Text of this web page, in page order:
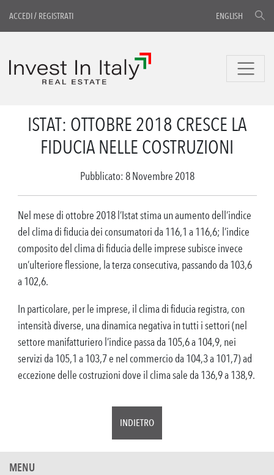
ACCEDI/ REGISTRATI ENGLISH
ISTAT: OTTOBRE 2018 CRESCE LA
FIDUCIA NELLE COSTRUZIONI
Pubblicato: 8 Novembre 2018
Nel mese di ottobre 2018 l’Istat stima un aumento dell’indice
del clima di fiducia dei consumatori da 116,1 a 116,6; l’indice
composito del clima di fiducia delle imprese subisce invece
un’ulteriore flessione, la terza consecutiva, passando da 103,6
a 102,6.
In particolare, per le imprese, il clima di fiducia registra, con
intensità diverse, una dinamica negativa in tutti i settori (nel
settore manifatturiero l’indice passa da 105,6 a 104,9, nei
servizi da 105,1 a 103,7 e nel commercio da 104,3 a 101,7) ad
eccezione delle costruzioni dove il clima sale da 136,9 a 138,9.
INDIETRO
MENU